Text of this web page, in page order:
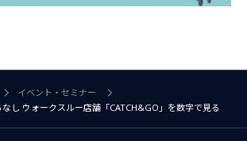
イベント・セミナー
し ウォークスルー店舗「CATCH&GO」を数字で見る